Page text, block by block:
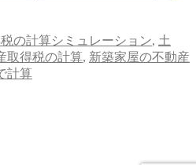
の計算シミュレーション, 土
取得税の計算, 新築家屋の不動産
計算